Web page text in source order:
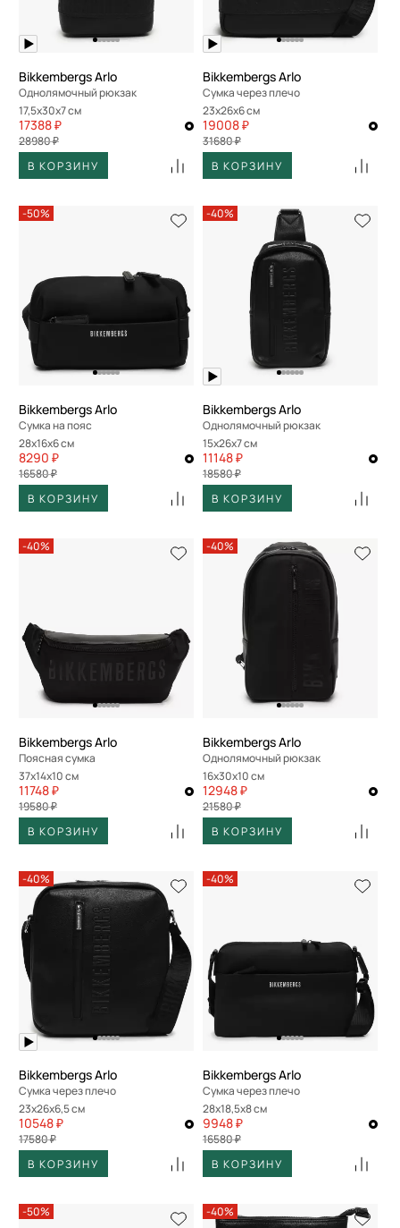
Bikkembergs Arlo
Однолямочный рюкзак
17,5x30x7 см
17388 ₽
28980 ₽
В КОРЗИНУ
Bikkembergs Arlo
Сумка через плечо
23x26x6 см
19008 ₽
31680 ₽
В КОРЗИНУ
-50%
Bikkembergs Arlo
Сумка на пояс
28x16x6 см
8290 ₽
16580 ₽
В КОРЗИНУ
-40%
Bikkembergs Arlo
Однолямочный рюкзак
15x26x7 см
11148 ₽
18580 ₽
В КОРЗИНУ
-40%
Bikkembergs Arlo
Поясная сумка
37x14x10 см
11748 ₽
19580 ₽
В КОРЗИНУ
-40%
Bikkembergs Arlo
Однолямочный рюкзак
16x30x10 см
12948 ₽
21580 ₽
В КОРЗИНУ
-40%
Bikkembergs Arlo
Сумка через плечо
23x26x6,5 см
10548 ₽
17580 ₽
В КОРЗИНУ
-40%
Bikkembergs Arlo
Сумка через плечо
28x18,5x8 см
9948 ₽
16580 ₽
В КОРЗИНУ
-50% -40%